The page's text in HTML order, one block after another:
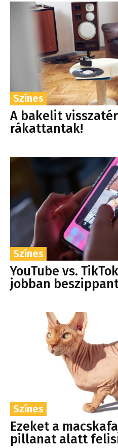
Színes
A bakelit
rákattantak!
Színes
YouTube vs.
jobban
Színes
Ezeket a
pillanat alatt